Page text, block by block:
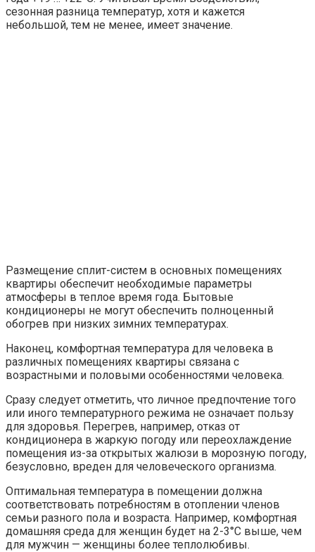
сезонная разница температур, хотя и кажется
небольшой, тем не менее, имеет значение.
Размещение сплит-систем в основных помещениях
квартиры обеспечит необходимые параметры
атмосферы в теплое время года. Бытовые
кондиционеры не могут обеспечить полноценный
обогрев при низких зимних температурах.
Наконец, комфортная температура для человека в
различных помещениях квартиры связана с
возрастными и половыми особенностями человека.
Сразу следует отметить, что личное предпочтение того
или иного температурного режима не означает пользу
для здоровья. Перегрев, например, отказ от
кондиционера в жаркую погоду или переохлаждение
помещения из-за открытых жалюзи в морозную погоду,
безусловно, вреден для человеческого организма.
Оптимальная температура в помещении должна
соответствовать потребностям в отоплении членов
семьи разного пола и возраста. Например, комфортная
домашняя среда для женщин будет на 2-3°C выше, чем
для мужчин — женщины более теплолюбивы.